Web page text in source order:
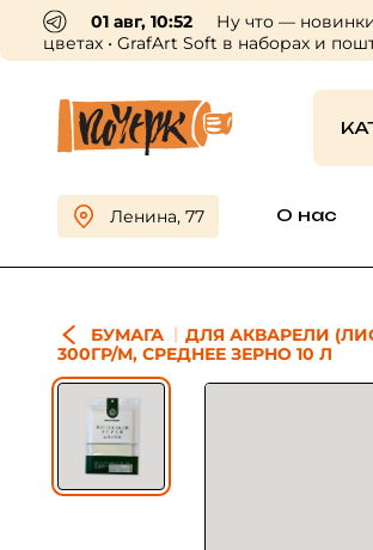
01 авг, 10:52
Ну что —
цветах • GrafArt Soft в наборах и
Ленина, 77 О нас
БУМАГА ДЛЯ АКВАРЕЛИ
300ГР/М, СРЕДНЕЕ ЗЕРНО 10 Л